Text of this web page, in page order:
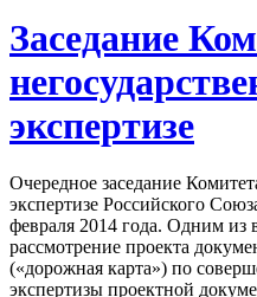
Заседание
экспертизе
Очередное заседание
экспертизе Российского
февраля 2014 года. Одним из
рассмотрение проекта
(«дорожная карта») по
экспертизы проектной